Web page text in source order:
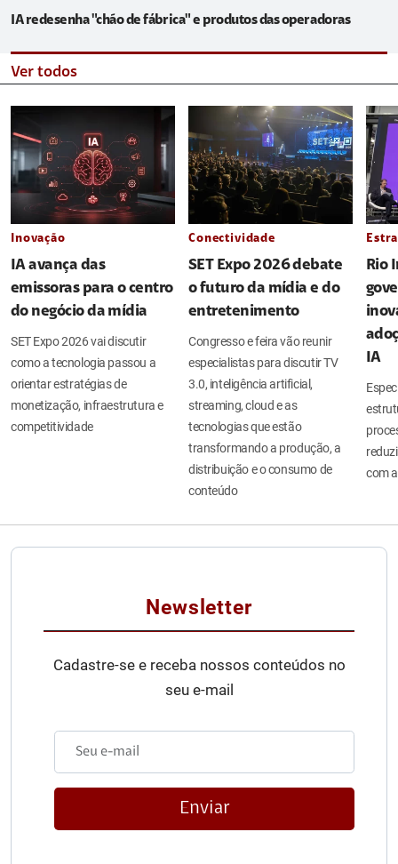
IA redesenha "chão de fábrica" e produtos das operadoras
Ver todos
Inovação
IA avança das
emissoras para o centro
do negócio da mídia
SET Expo 2026 vai discutir
como a tecnologia passou a
orientar estratégias de
monetização, infraestrutura e
competitividade
Conectividade
SET Expo 2026 debate
o futuro da mídia e do
entretenimento
Congresso e feira vão reunir
especialistas para discutir TV
3.0, inteligência artificial,
streaming, cloud e as
tecnologias que estão
transformando a produção, a
distribuição e o consumo de
conteúdo
Rio
IA
com
Newsletter
Cadastre-se e receba nossos conteúdos no
seu e-mail
Enviar